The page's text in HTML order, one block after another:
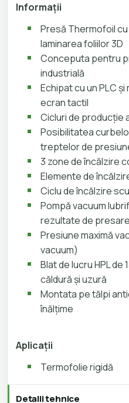
Informații
Presă Thermofoil
laminarea foliilor 3D
Conceputa pentru
industrială
Echipat cu un PLC
ecran tactil
Cicluri de producție
Posibilitatea
treptelor de
3 zone de încălzire
Elemente de
Ciclu de încălzire
Pompă vacuum
rezultate de
Presiune maximă
vacuum)
Blat de lucru HPL de
căldură și uzură
Montata pe tălpi
înălțime
Aplicații
Termofolie rigidă
Detalii tehnice